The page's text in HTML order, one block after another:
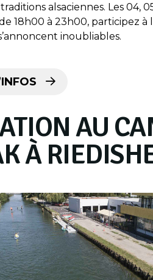
alsaciennes. Les 04, 05,
18h00 à 23h00, participez à
inoubliables.
AU
À